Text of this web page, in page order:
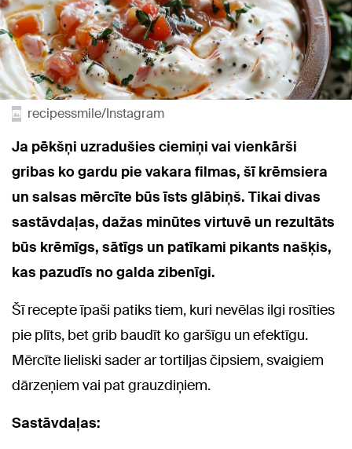
recipessmile/Instagram
Ja pēkšņi uzradušies ciemiņi vai vienkārši
gribas ko gardu pie vakara filmas, šī krēmsiera
un salsas mērcīte būs īsts glābiņš. Tikai divas
sastāvdaļas, dažas minūtes virtuvē un rezultāts
būs krēmīgs, sātīgs un patīkami pikants našķis,
kas pazudīs no galda zibenīgi.
Šī recepte īpaši patiks tiem, kuri nevēlas ilgi rosīties
pie plīts, bet grib baudīt ko garšīgu un efektīgu.
Mērcīte lieliski sader ar tortiljas čipsiem, svaigiem
dārzeņiem vai pat grauzdiņiem.
Sastāvdaļas: